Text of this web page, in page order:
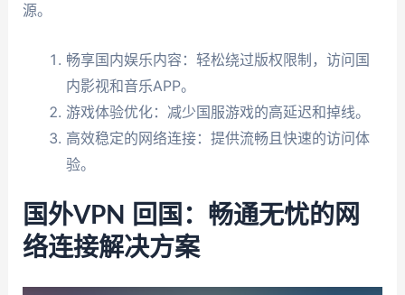
源。
畅享国内娱乐内容：轻松绕过版权限制，访问国
内影视和音乐APP。
游戏体验优化：减少国服游戏的高延迟和掉线。
高效稳定的网络连接：提供流畅且快速的访问体
验。
国外VPN 回国：畅通无忧的网
络连接解决方案